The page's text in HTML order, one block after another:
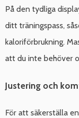
På den tydliga
ditt träningspass,
kaloriförbrukning.
att du inte behöver
Justering och
För att säkerställa